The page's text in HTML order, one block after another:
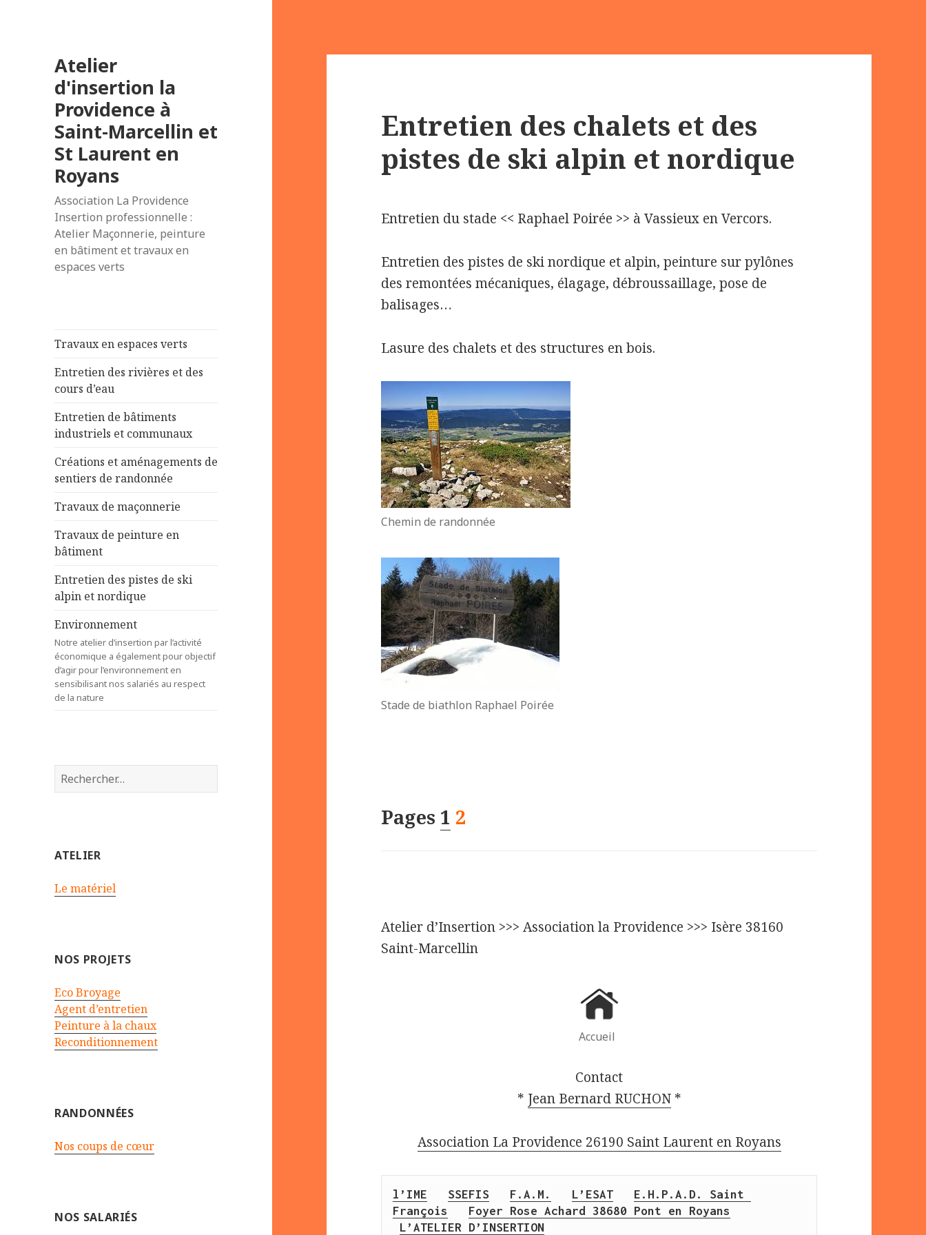
Atelier
d'insertion la
Providence à
Saint-Marcellin et
St Laurent en
Royans
Association La Providence
Insertion professionnelle :
Atelier Maçonnerie, peinture
en bâtiment et travaux en
espaces verts
Travaux en espaces verts
Entretien des rivières et des
cours d’eau
Entretien de bâtiments
industriels et communaux
Créations et aménagements de
sentiers de randonnée
Travaux de maçonnerie
Travaux de peinture en
bâtiment
Entretien des pistes de ski
alpin et nordique
Environnement
Notre atelier d’insertion par l’activité
économique a également pour objectif
d’agir pour l’environnement en
sensibilisant nos salariés au respect
de la nature
R
e
r
h
:
ATELIER
Le matériel
NOS PROJETS
Eco Broyage
Agent d’entretien
Peinture à la chaux
Reconditionnement
RANDONNÉES
Nos coups de cœur
NOS SALARIÉS
Entretien des chalets et des
pistes de ski alpin et nordique
Entretien du stade << Raphael Poirée >> à Vassieux en Vercors.
Entretien des pistes de ski nordique et alpin, peinture sur pylônes
des remontées mécaniques, élagage, débroussaillage, pose de
balisages…
Lasure des chalets et des structures en bois.
Chemin de randonnée
Stade de biathlon Raphael Poirée
Pages 1 2
Atelier d’Insertion >>> Association la Providence >>> Isère 38160
Saint-Marcellin
Accueil
Contact
* Jean Bernard RUCHON*
Association La Providence 26190 Saint Laurent en Royans
l’IME SSEFIS F.A.M. L’ESAT
E.H.P.A.D. Saint
François
Foyer Rose Achard 38680 Pont en Royans
L’ATELIER D’INSERTION